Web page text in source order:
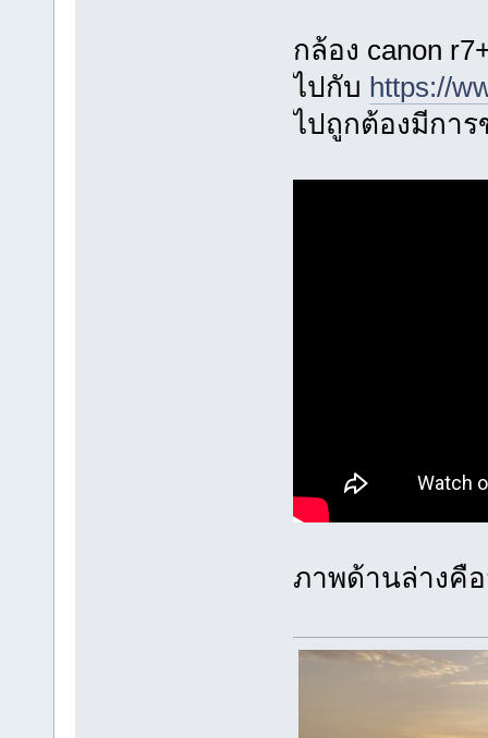
กล้อง canon
ไปกับ https://
ไปถูกต้องมีกา
ภาพด้านล่างคื